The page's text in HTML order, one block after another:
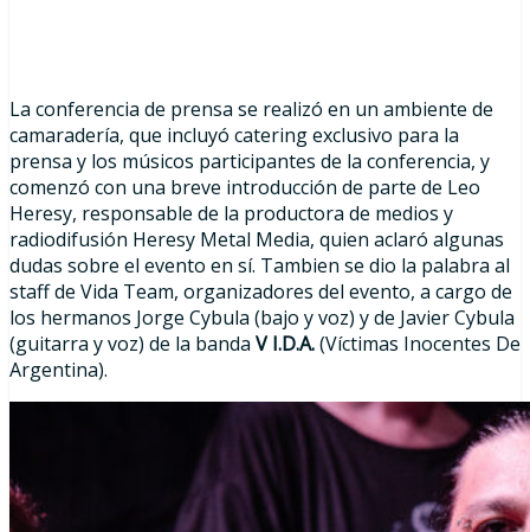
La conferencia de prensa se realizó en un ambiente de
camaradería, que incluyó catering exclusivo para la
prensa y los músicos participantes de la conferencia, y
comenzó con una breve introducción de parte de Leo
Heresy, responsable de la productora de medios y
radiodifusión Heresy Metal Media, quien aclaró algunas
dudas sobre el evento en sí. Tambien se dio la palabra al
staff de Vida Team, organizadores del evento, a cargo de
los hermanos Jorge Cybula (bajo y voz) y de Javier Cybula
(guitarra y voz) de la banda V I.D.A.(Víctimas Inocentes De
Argentina).